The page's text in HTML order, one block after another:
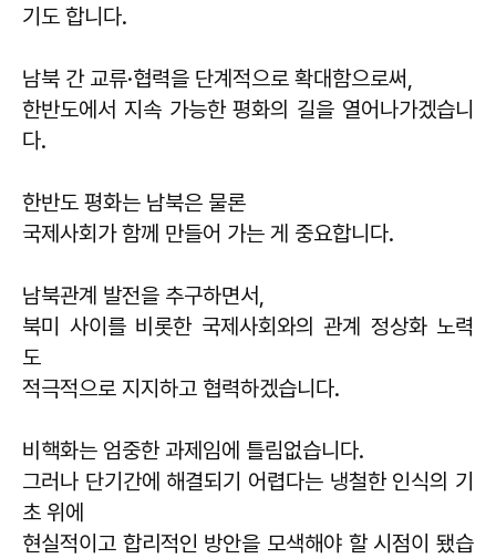
기도 합니다.
남북 간 교류·협력을 단계적으로 확대함으로써,
한반도에서 지속 가능한 평화의 길을 열어나가겠습니
다.
한반도 평화는 남북은 물론
국제사회가 함께 만들어 가는 게 중요합니다.
남북관계 발전을 추구하면서,
북미 사이를 비롯한 국제사회와의 관계 정상화 노력
도
적극적으로 지지하고 협력하겠습니다.
비핵화는 엄중한 과제임에 틀림없습니다.
그러나 단기간에 해결되기 어렵다는 냉철한 인식의 기
초 위에
현실적이고 합리적인 방안을 모색해야 할 시점이 됐습